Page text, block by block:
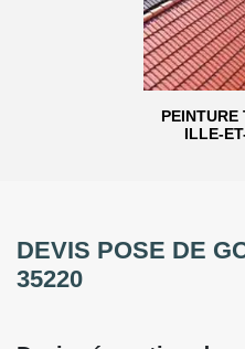
PEINTURE
ILLE-
DEVIS POSE DE
35220